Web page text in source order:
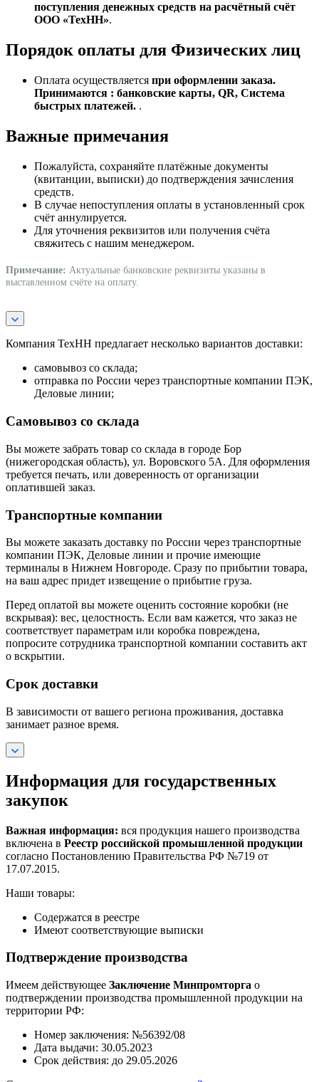
поступления денежных средств на расчётный счёт
ООО «ТехНН».
Порядок оплаты для Физических лиц
Оплата осуществляется при оформлении заказа.
Принимаются : банковские карты, QR, Система
быстрых платежей. .
Важные примечания
Пожалуйста, сохраняйте платёжные документы
(квитанции, выписки) до подтверждения зачисления
средств.
В случае непоступления оплаты в установленный срок
счёт аннулируется.
Для уточнения реквизитов или получения счёта
свяжитесь с нашим менеджером.
Примечание: Актуальные банковские реквизиты указаны в
выставленном счёте на оплату.
Компания ТехНН предлагает несколько вариантов доставки:
самовывоз со склада;
отправка по России через транспортные компании ПЭК,
Деловые линии;
Самовывоз со склада
Вы можете забрать товар со склада в городе Бор
(нижегородская область), ул. Воровского 5А. Для оформления
требуется печать, или доверенность от организации
оплатившей заказ.
Транспортные компании
Вы можете заказать доставку по России через транспортные
компании ПЭК, Деловые линии и прочие имеющие
терминалы в Нижнем Новгороде. Сразу по прибытии товара,
на ваш адрес придет извещение о прибытие груза.
Перед оплатой вы можете оценить состояние коробки (не
вскрывая): вес, целостность. Если вам кажется, что заказ не
соответствует параметрам или коробка повреждена,
попросите сотрудника транспортной компании составить акт
о вскрытии.
Срок доставки
В зависимости от вашего региона проживания, доставка
занимает разное время.
Информация для государственных
закупок
Важная информация: вся продукция нашего производства
включена в Реестр российской промышленной продукции
согласно Постановлению Правительства РФ №719 от
17.07.2015.
Наши товары:
Содержатся в реестре
Имеют соответствующие выписки
Подтверждение производства
Имеем действующее Заключение Минпромторга о
подтверждении производства промышленной продукции на
территории РФ:
Номер заключения: №56392/08
Дата выдачи: 30.05.2023
Срок действия: до 29.05.2026